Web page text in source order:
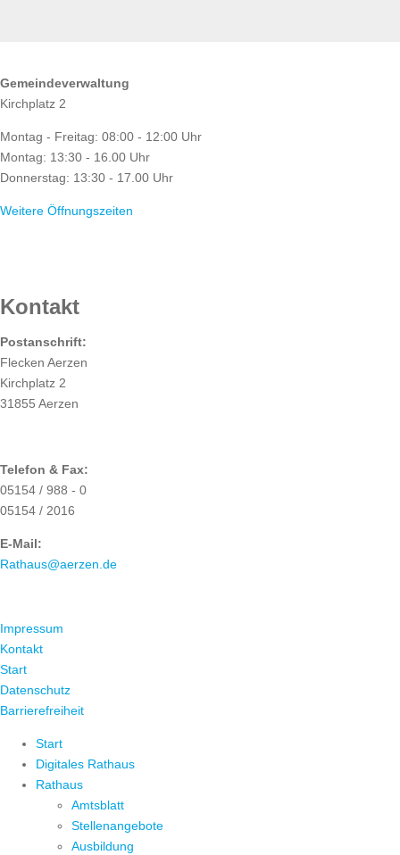
Gemeindeverwaltung
Kirchplatz 2
Montag - Freitag: 08:00 - 12:00 Uhr
Montag: 13:30 - 16.00 Uhr
Donnerstag: 13:30 - 17.00 Uhr
Weitere Öffnungszeiten
Kontakt
Postanschrift:
Flecken Aerzen
Kirchplatz 2
31855 Aerzen
Telefon & Fax:
05154 / 988 - 0
05154 / 2016
E-Mail:
Rathaus@aerzen.de
Impressum
Kontakt
Start
Datenschutz
Barrierefreiheit
Start
Digitales Rathaus
Rathaus
Amtsblatt
Stellenangebote
Ausbildung